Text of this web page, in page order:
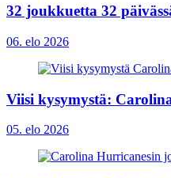
32 joukkuetta 32
06. elo 2026
Viisi kysymystä:
05. elo 2026